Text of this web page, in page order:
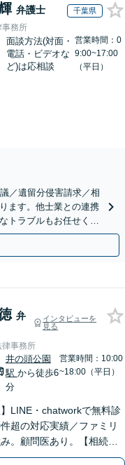
弁護士 千葉県
事務所
面談方法(対面・
電話・ビデオな
ど)は応相談
営業時間：0
9:00~17:00
（平日）
／遺留分侵害請求／相
ます。他士業との連携
トラブルもお任せくだ
弁
インタビューを
見る
律事務所
井の頭公園
駅 から徒歩6
分
営業時間：10:00
~18:00（平日）
】LINE・chatworkで無料診
超の対応実績／ファミリ
。顧問医あり。【相続問
協議から訴訟、生前の相